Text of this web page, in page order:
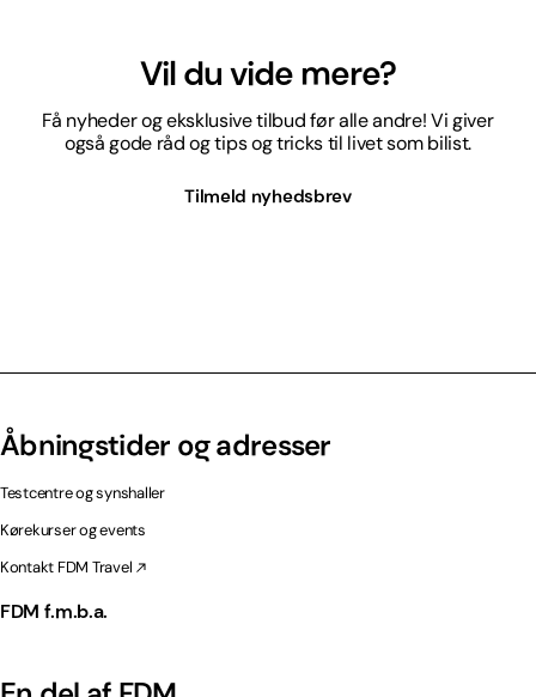
Vil du vide mere?
Få nyheder og eksklusive tilbud før alle andre! Vi giver
også gode råd og tips og tricks til livet som bilist.
Tilmeld nyhedsbrev
Åbningstider og adresser
Testcentre og synshaller
Kørekurser og events
Kontakt FDM Travel
FDM f.m.b.a.